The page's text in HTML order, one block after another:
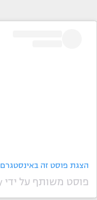
הצגת פוסט זה באינסטגרם
פוסט משותף על ידי ‏‎Kate Tracey‎‏ (@‏‎katetraceyx‎‏)